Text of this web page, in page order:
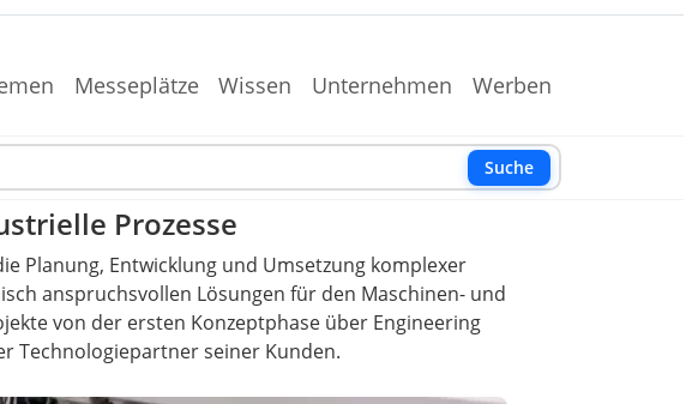
Messeplätze Wissen Unternehmen Werben
Suche
Prozesse
Planung, Entwicklung und Umsetzung komplexer
anspruchsvollen Lösungen für den Maschinen- und
von der ersten Konzeptphase über Engineering
Technologiepartner seiner Kunden.